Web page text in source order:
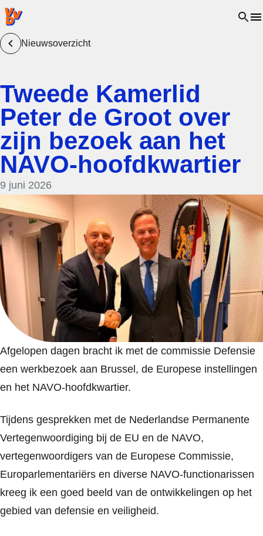
VVD.nl - Ga naar de homepage Open
Nieuwsoverzicht
Tweede Kamerlid
Peter de Groot over
zijn bezoek aan het
NAVO-hoofdkwartier
9 juni 2026
Afgelopen dagen bracht ik met de commissie Defensie
een werkbezoek aan Brussel, de Europese instellingen
en het NAVO-hoofdkwartier.
Tijdens gesprekken met de Nederlandse Permanente
Vertegenwoordiging bij de EU en de NAVO,
vertegenwoordigers van de Europese Commissie,
Europarlementariërs en diverse NAVO-functionarissen
kreeg ik een goed beeld van de ontwikkelingen op het
gebied van defensie en veiligheid.